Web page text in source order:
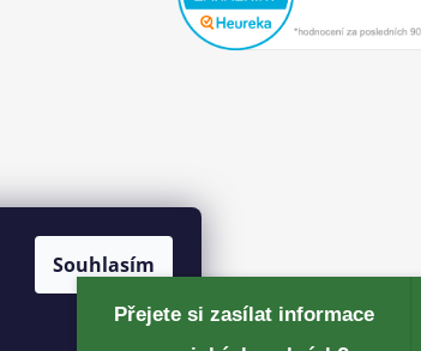
Souhlasím
Přejete si zasílat informace